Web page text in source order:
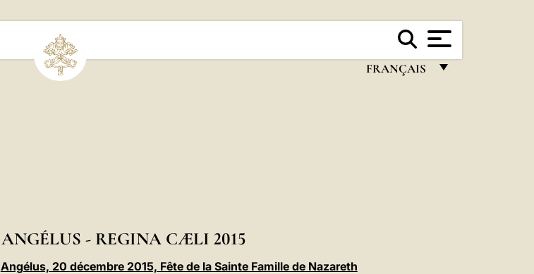
FRANÇAIS
ANGÉLUS - REGINA CÆLI 2015
Angélus, 20 décembre 2015, Fête de la Sainte Famille de Nazareth